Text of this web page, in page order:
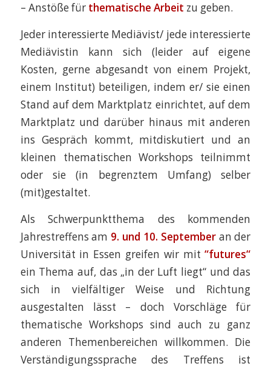
– Anstöße für thematische Arbeit zu geben.
Jeder interessierte Mediävist/ jede interessierte
Mediävistin kann sich (leider auf eigene
Kosten, gerne abgesandt von einem Projekt,
einem Institut) beteiligen, indem er/ sie einen
Stand auf dem Marktplatz einrichtet, auf dem
Marktplatz und darüber hinaus mit anderen
ins Gespräch kommt, mitdiskutiert und an
kleinen thematischen Workshops teilnimmt
oder sie (in begrenztem Umfang) selber
(mit)gestaltet.
Als Schwerpunktthema des kommenden
Jahrestreffens am 9. und 10. Septemberan der
Universität in Essen greifen wir mit“futures“
ein Thema auf, das „in der Luft liegt“ und das
sich in vielfältiger Weise und Richtung
ausgestalten lässt – doch Vorschläge für
thematische Workshops sind auch zu ganz
anderen Themenbereichen willkommen. Die
Verständigungssprache des Treffens ist